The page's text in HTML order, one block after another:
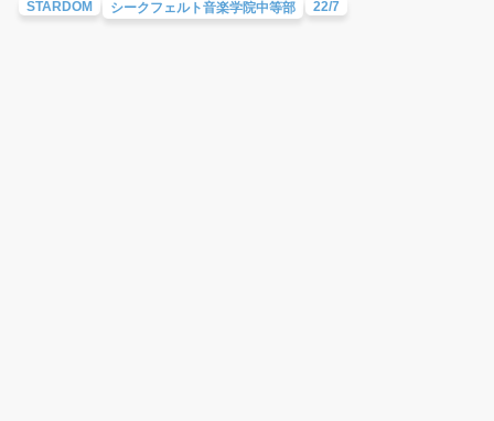
STARDOM シークフェルト音楽学院中等部 22/7